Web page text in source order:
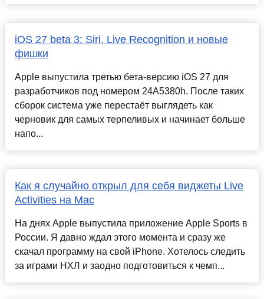
iOS 27 beta 3: Siri, Live Recognition и новые
фишки
Apple выпустила третью бета-версию iOS 27 для
разработчиков под номером 24A5380h. После таких
сборок система уже перестаёт выглядеть как
черновик для самых терпеливых и начинает больше
напо...
Как я случайно открыл для себя виджеты Live
Activities на Mac
На днях Apple выпустила приложение Apple Sports в
России. Я давно ждал этого момента и сразу же
скачал программу на свой iPhone. Хотелось следить
за играми НХЛ и заодно подготовиться к чемп...